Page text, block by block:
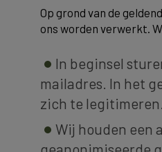
Op grond van de
ons worden verwerkt.
In beginsel
mailadres. In het
zich te legitimeren.
Wij houden een